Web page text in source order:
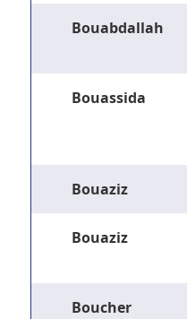
Bouabdallah
Bouassida
Bouaziz
Bouaziz
Boucher